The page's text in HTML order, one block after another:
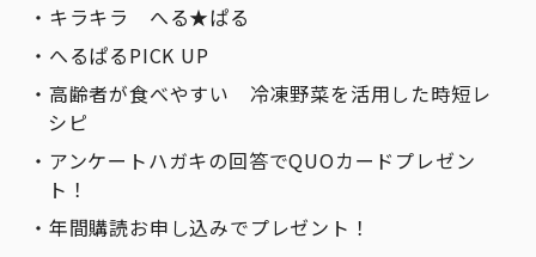
キラキラ へる★ぱる
へるぱるPICK UP
高齢者が食べやすい 冷凍野菜を活用した時短レ
シピ
アンケートハガキの回答でQUOカードプレゼン
ト！
年間購読お申し込みでプレゼント！